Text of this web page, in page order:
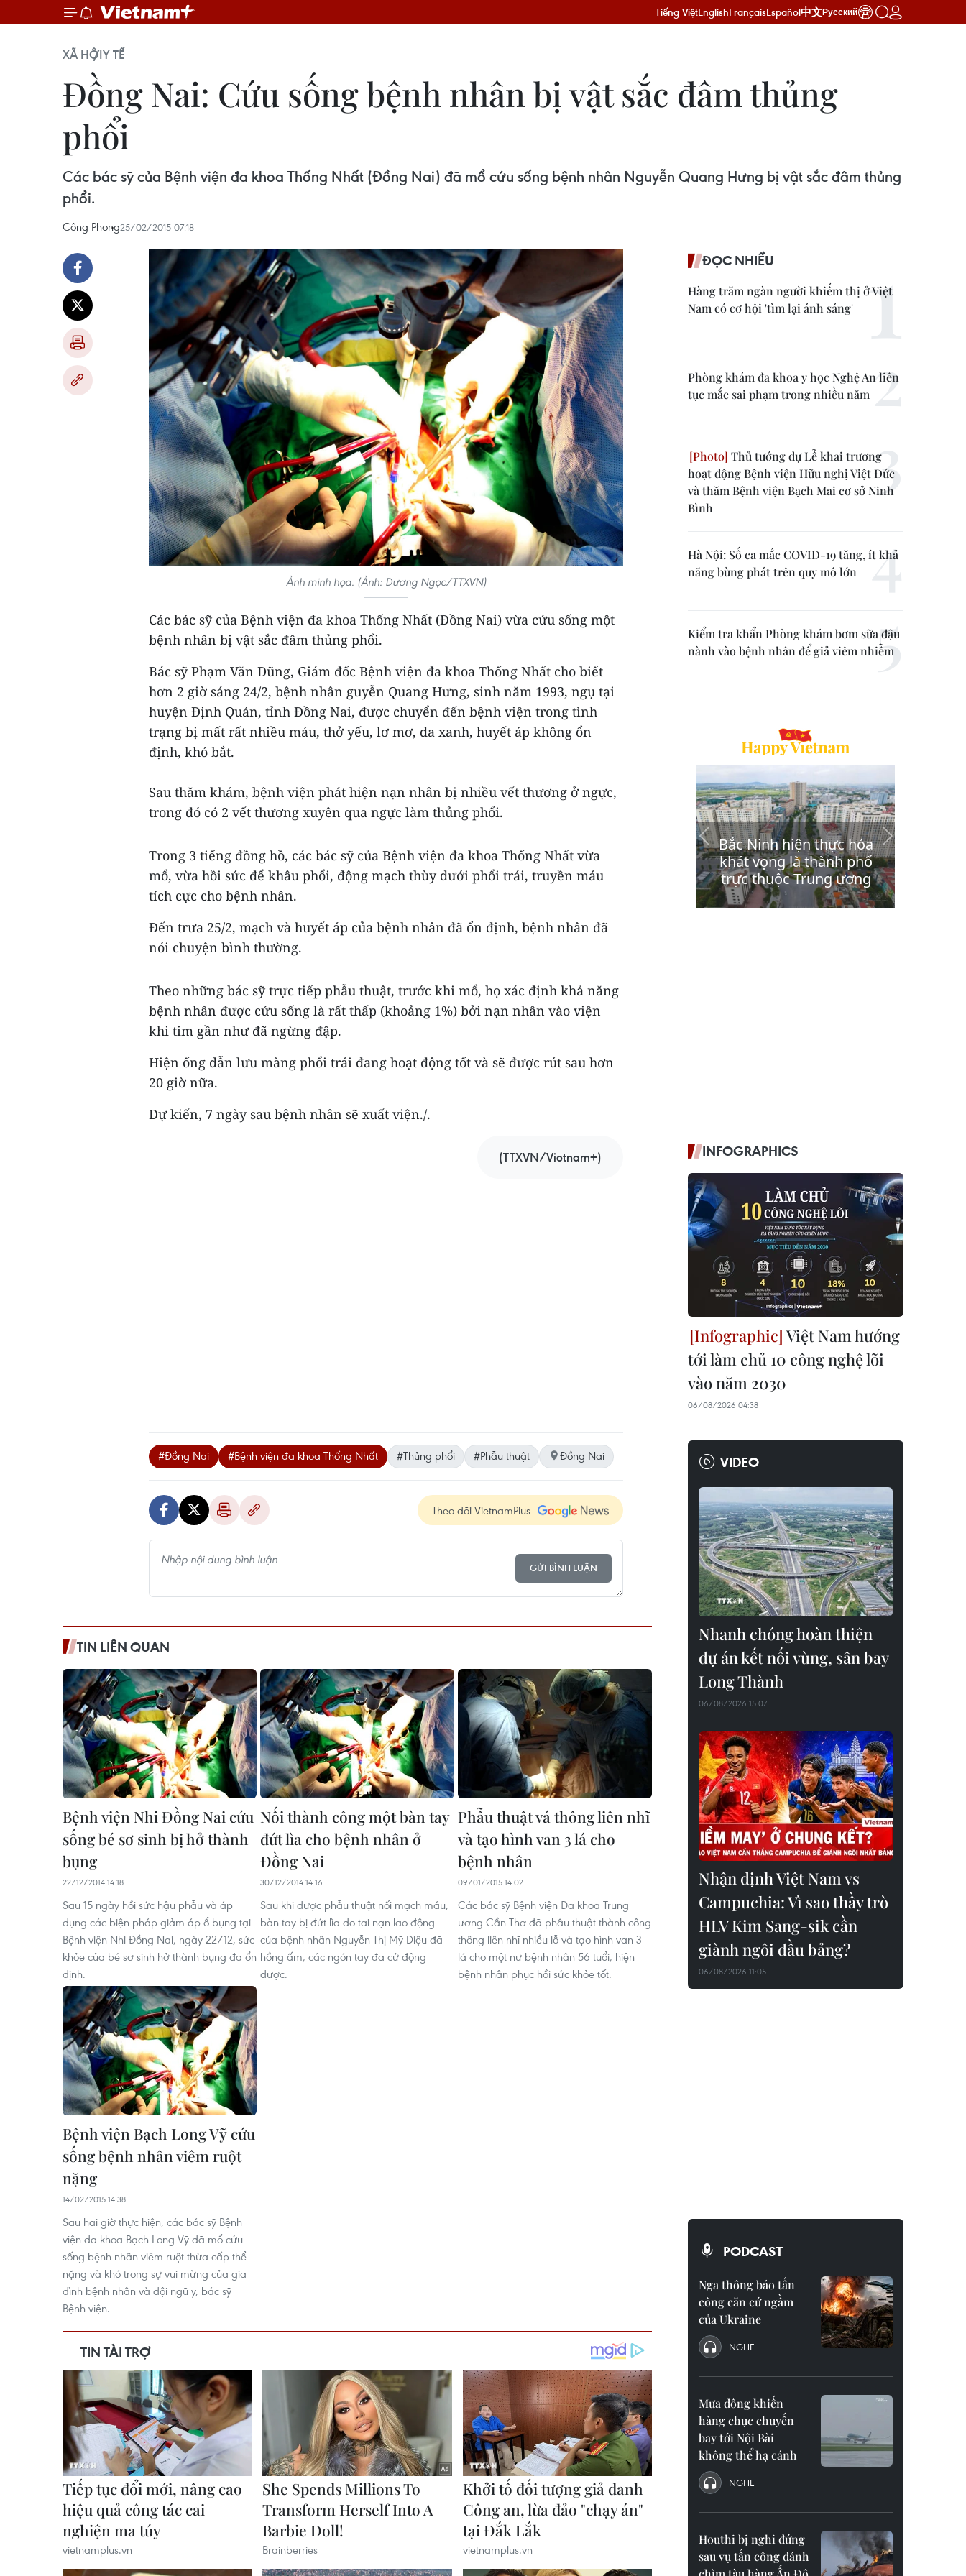
Tiếng ViệtEnglishFrançaisEspañol中文Русский
XÃ HỘIY TẾ
Đồng Nai: Cứu sống bệnh nhân bị vật sắc đâm thủng
phổi
Các bác sỹ của Bệnh viện đa khoa Thống Nhất (Đồng Nai) đã mổ cứu sống bệnh nhân Nguyễn Quang Hưng bị vật sắc đâm thủng
phổi.
Công Phong25/02/2015 07:18
Ảnh minh họa. (Ảnh: Dương Ngọc/TTXVN)
Các bác sỹ của Bệnh viện đa khoa Thống Nhất (Đồng Nai) vừa cứu sống một
bệnh nhân bị vật sắc đâm thủng phổi.
Bác sỹ Phạm Văn Dũng, Giám đốc Bệnh viện đa khoa Thống Nhất cho biết
hơn 2 giờ sáng 24/2, bệnh nhân guyễn Quang Hưng, sinh năm 1993, ngụ tại
huyện Định Quán, tỉnh Đồng Nai, được chuyển đến bệnh viện trong tình
trạng bị mất rất nhiều máu, thở yếu, lơ mơ, da xanh, huyết áp không ổn
định, khó bắt.
Sau thăm khám, bệnh viện phát hiện nạn nhân bị nhiều vết thương ở ngực,
trong đó có 2 vết thương xuyên qua ngực làm thủng phổi.
Trong 3 tiếng đồng hồ, các bác sỹ của Bệnh viện đa khoa Thống Nhất vừa
mổ, vừa hồi sức để khâu phổi, động mạch thùy dưới phổi trái, truyền máu
tích cực cho bệnh nhân.
Đến trưa 25/2, mạch và huyết áp của bệnh nhân đã ổn định, bệnh nhân đã
nói chuyện bình thường.
Theo những bác sỹ trực tiếp phẫu thuật, trước khi mổ, họ xác định khả năng
bệnh nhân được cứu sống là rất thấp (khoảng 1%) bởi nạn nhân vào viện
khi tim gần như đã ngừng đập.
Hiện ống dẫn lưu màng phổi trái đang hoạt động tốt và sẽ được rút sau hơn
20 giờ nữa.
Dự kiến, 7 ngày sau bệnh nhân sẽ xuất viện./.
(TTXVN/Vietnam+)
#Đồng Nai #Bệnh viện đa khoa Thống Nhất #Thủng phổi #Phẫu thuật Đồng Nai
Theo dõi VietnamPlus
GỬI BÌNH LUẬN
TIN LIÊN QUAN
Bệnh viện Nhi Đồng Nai cứu
sống bé sơ sinh bị hở thành
bụng
22/12/2014 14:18
Sau 15 ngày hồi sức hậu phẫu và áp
dụng các biện pháp giảm áp ổ bụng tại
Bệnh viện Nhi Đồng Nai, ngày 22/12, sức
khỏe của bé sơ sinh hở thành bụng đã ổn
định.
Nối thành công một bàn tay
đứt lìa cho bệnh nhân ở
Đồng Nai
30/12/2014 14:16
Sau khi được phẫu thuật nối mạch máu,
bàn tay bị đứt lìa do tai nạn lao động
của bệnh nhân Nguyễn Thị Mỹ Diệu đã
hồng ấm, các ngón tay đã cử động
được.
Phẫu thuật vá thông liên nhĩ
và tạo hình van 3 lá cho
bệnh nhân
09/01/2015 14:02
Các bác sỹ Bệnh viện Đa khoa Trung
ương Cần Thơ đã phẫu thuật thành công
thông liên nhĩ nhiều lỗ và tạo hình van 3
lá cho một nữ bệnh nhân 56 tuổi, hiện
bệnh nhân phục hồi sức khỏe tốt.
Bệnh viện Bạch Long Vỹ cứu
sống bệnh nhân viêm ruột
nặng
14/02/2015 14:38
Sau hai giờ thực hiện, các bác sỹ Bệnh
viện đa khoa Bạch Long Vỹ đã mổ cứu
sống bệnh nhân viêm ruột thừa cấp thể
nặng và khó trong sự vui mừng của gia
đình bệnh nhân và đội ngũ y, bác sỹ
Bệnh viện.
ĐỌC NHIỀU
Hàng trăm ngàn người khiếm thị ở Việt
Nam có cơ hội 'tìm lại ánh sáng'
Phòng khám đa khoa y học Nghệ An liên
tục mắc sai phạm trong nhiều năm
Thủ tướng dự Lễ khai trương
hoạt động Bệnh viện Hữu nghị Việt Đức
và thăm Bệnh viện Bạch Mai cơ sở Ninh
Bình
Hà Nội: Số ca mắc COVID-19 tăng, ít khả
năng bùng phát trên quy mô lớn
Kiểm tra khẩn Phòng khám bơm sữa đậu
nành vào bệnh nhân để giả viêm nhiễm
INFOGRAPHICS
Việt Nam hướng
tới làm chủ 10 công nghệ lõi
vào năm 2030
06/08/2026 04:38
VIDEO
Nhanh chóng hoàn thiện
dự án kết nối vùng, sân bay
Long Thành
06/08/2026 15:07
Nhận định Việt Nam vs
Campuchia: Vì sao thầy trò
HLV Kim Sang-sik cần
giành ngôi đầu bảng?
06/08/2026 11:05
PODCAST
Nga thông báo tấn
công căn cứ ngầm
của Ukraine
NGHE
Mưa dông khiến
hàng chục chuyến
bay tới Nội Bài
không thể hạ cánh
NGHE
Houthi bị nghi đứng
sau vụ tấn công đánh